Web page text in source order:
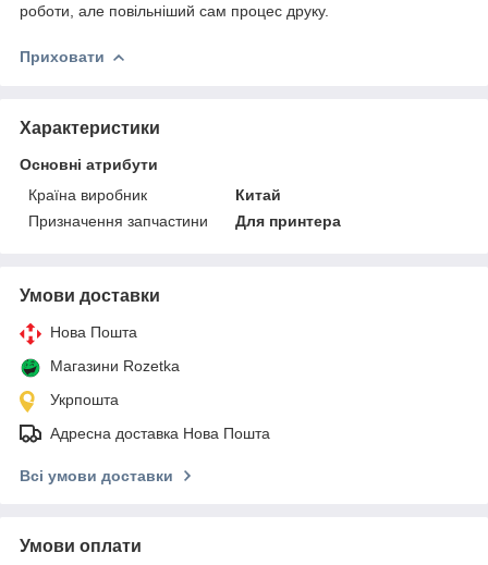
роботи, але повільніший сам процес друку.
Приховати
Характеристики
Основні атрибути
Країна виробник
Китай
Призначення запчастини
Для принтера
Умови доставки
Нова Пошта
Магазини Rozetka
Укрпошта
Адресна доставка Нова Пошта
Всі умови доставки
Умови оплати